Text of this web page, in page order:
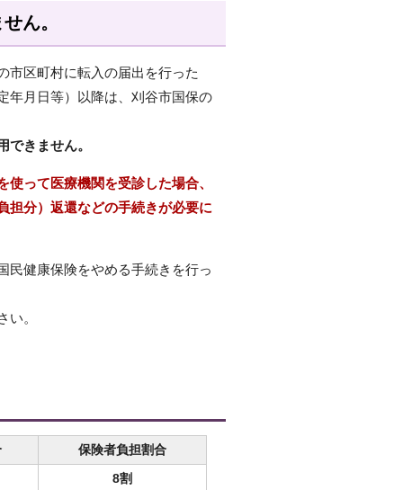
ん。
市区町村に転入の届出を行った
年月日等）以降は、刈谷市国保の
きません。
って医療機関を受診した場合、
担分）返還などの手続きが必要に
民健康保険をやめる手続きを行っ
。
保険者負担割合
8割